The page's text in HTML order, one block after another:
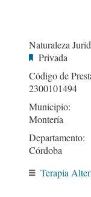
Naturaleza
Privada
Código de
2300101494
Municipio:
Montería
Departamento:
Córdoba
Terapia